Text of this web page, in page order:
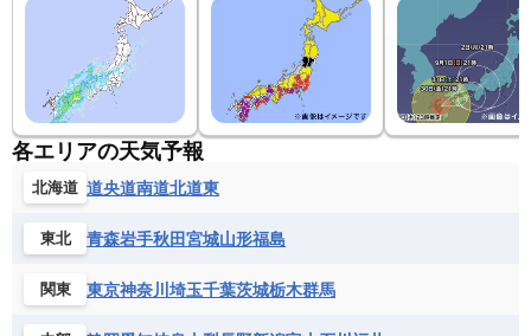
各エリアの天気予報
北海道 道央道南道北道東
東北 青森岩手秋田宮城山形福島
関東 東京神奈川 埼玉千葉茨城栃木群馬